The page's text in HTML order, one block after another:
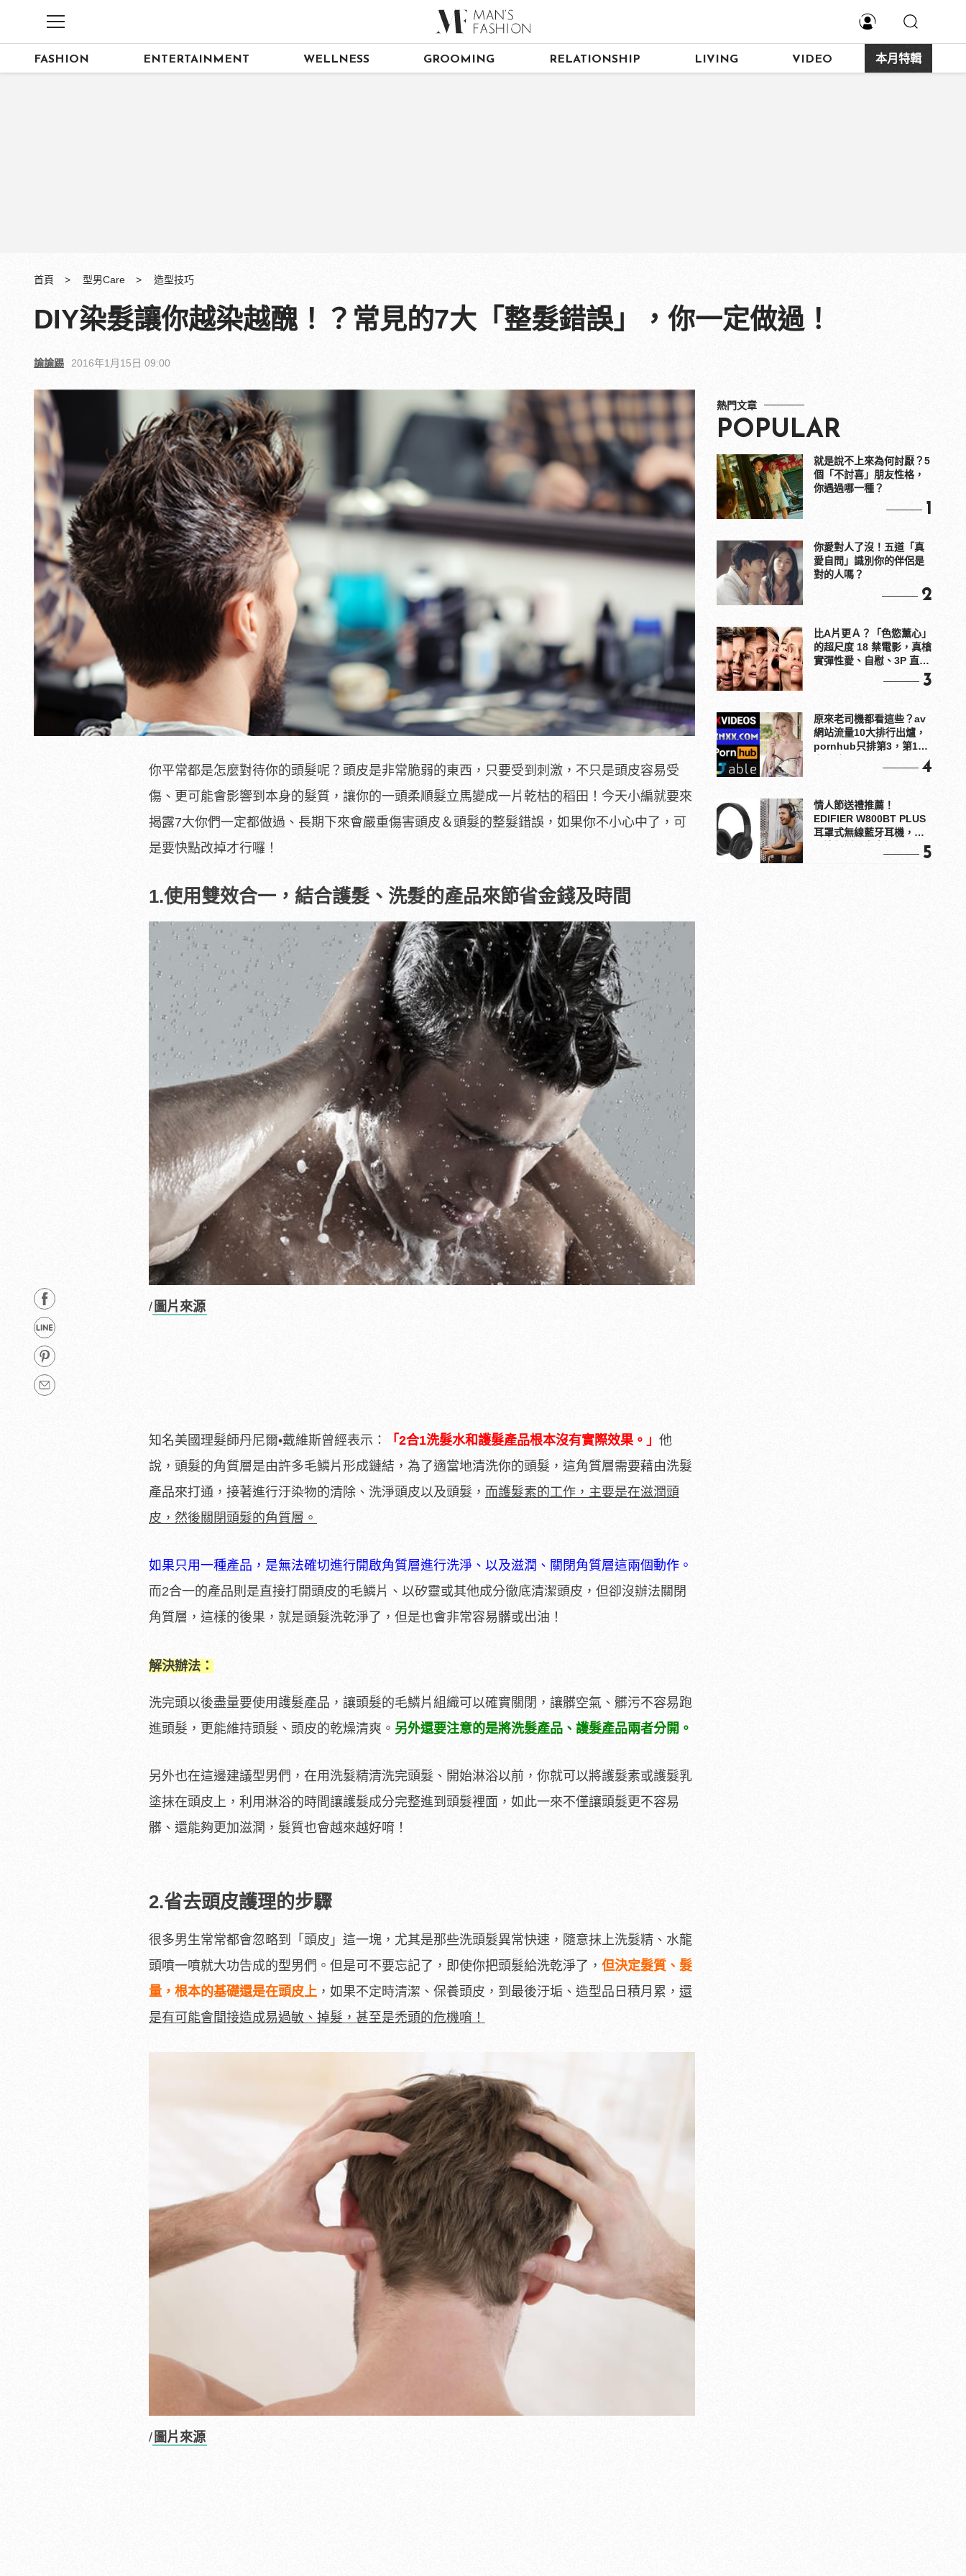
FASHION ENTERTAINMENT WELLNESS GROOMING RELATIONSHIP LIVING VIDEO 本月特輯
首頁 型男Care 造型技巧
DIY染髮讓你越染越醜！？常見的7大「整髮錯誤」，你一定做過！
諭諭踢 2016年1月15日 09:00
你平常都是怎麼對待你的頭髮呢？頭皮是非常脆弱的東西，只要受到刺激，不只是頭皮容易受
傷、更可能會影響到本身的髮質，讓你的一頭柔順髮立馬變成一片乾枯的稻田！今天小編就要來
揭露7大你們一定都做過、長期下來會嚴重傷害頭皮＆頭髮的整髮錯誤，如果你不小心中了，可
是要快點改掉才行囉！
1.使用雙效合一，結合護髮、洗髮的產品來節省金錢及時間
/ 圖片來源
知名美國理髮師丹尼爾•戴維斯曾經表示： 「2合1洗髮水和護髮產品根本沒有實際效果。」 他
說，頭髮的角質層是由許多毛鱗片形成鏈結，為了適當地清洗你的頭髮，這角質層需要藉由洗髮
產品來打通，接著進行汙染物的清除、洗淨頭皮以及頭髮， 而護髮素的工作，主要是在滋潤頭
皮，然後關閉頭髮的角質層。
如果只用一種產品，是無法確切進行開啟角質層進行洗淨、以及滋潤、關閉角質層這兩個動作。
而2合一的產品則是直接打開頭皮的毛鱗片、以矽靈或其他成分徹底清潔頭皮，但卻沒辦法關閉
角質層，這樣的後果，就是頭髮洗乾淨了，但是也會非常容易髒或出油！
解決辦法：
洗完頭以後盡量要使用護髮產品，讓頭髮的毛鱗片組織可以確實關閉，讓髒空氣、髒污不容易跑
進頭髮，更能維持頭髮、頭皮的乾燥清爽。 另外還要注意的是將洗髮產品、護髮產品兩者分開。
另外也在這邊建議型男們，在用洗髮精清洗完頭髮、開始淋浴以前，你就可以將護髮素或護髮乳
塗抹在頭皮上，利用淋浴的時間讓護髮成分完整進到頭髮裡面，如此一來不僅讓頭髮更不容易
髒、還能夠更加滋潤，髮質也會越來越好唷！
2.省去頭皮護理的步驟
很多男生常常都會忽略到「頭皮」這一塊，尤其是那些洗頭髮異常快速，隨意抹上洗髮精、水龍
頭噴一噴就大功告成的型男們。但是可不要忘記了，即使你把頭髮給洗乾淨了， 但決定髮質、髮
量，根本的基礎還是在頭皮上 ，如果不定時清潔、保養頭皮，到最後汙垢、造型品日積月累， 還
是有可能會間接造成易過敏、掉髮，甚至是禿頭的危機唷！
/ 圖片來源
熱門文章
POPULAR
就是說不上來為何討厭？5
個「不討喜」朋友性格，
你遇過哪一種？
1
你愛對人了沒！五道「真
愛自問」識別你的伴侶是
對的人嗎？
2
比A片更Ａ？「色慾薰心」
的超尺度 18 禁電影，真槍
實彈性愛、自慰、3P 直接
3
原來老司機都看這些？av
網站流量10大排行出爐，
pornhub只排第3，第1名
4
情人節送禮推薦！
EDIFIER W800BT PLUS
耳罩式無線藍牙耳機，在
5